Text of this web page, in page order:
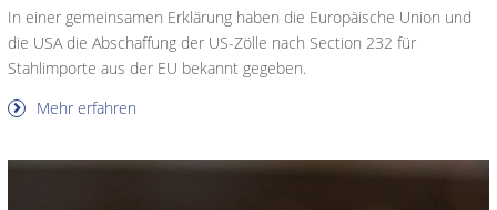
In einer gemeinsamen Erklärung haben die Europäische Union und
die USA die Abschaffung der US-Zölle nach Section 232 für
Stahlimporte aus der EU bekannt gegeben.
Mehr erfahren